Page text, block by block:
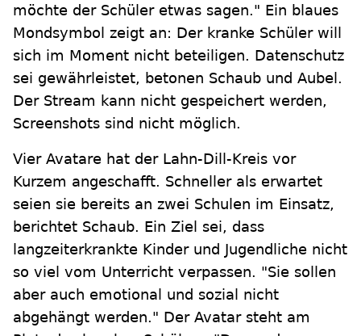
möchte der Schüler etwas sagen." Ein blaues
Mondsymbol zeigt an: Der kranke Schüler will
sich im Moment nicht beteiligen. Datenschutz
sei gewährleistet, betonen Schaub und Aubel.
Der Stream kann nicht gespeichert werden,
Screenshots sind nicht möglich.
Vier Avatare hat der Lahn-Dill-Kreis vor
Kurzem angeschafft. Schneller als erwartet
seien sie bereits an zwei Schulen im Einsatz,
berichtet Schaub. Ein Ziel sei, dass
langzeiterkrankte Kinder und Jugendliche nicht
so viel vom Unterricht verpassen. "Sie sollen
aber auch emotional und sozial nicht
abgehängt werden." Der Avatar steht am